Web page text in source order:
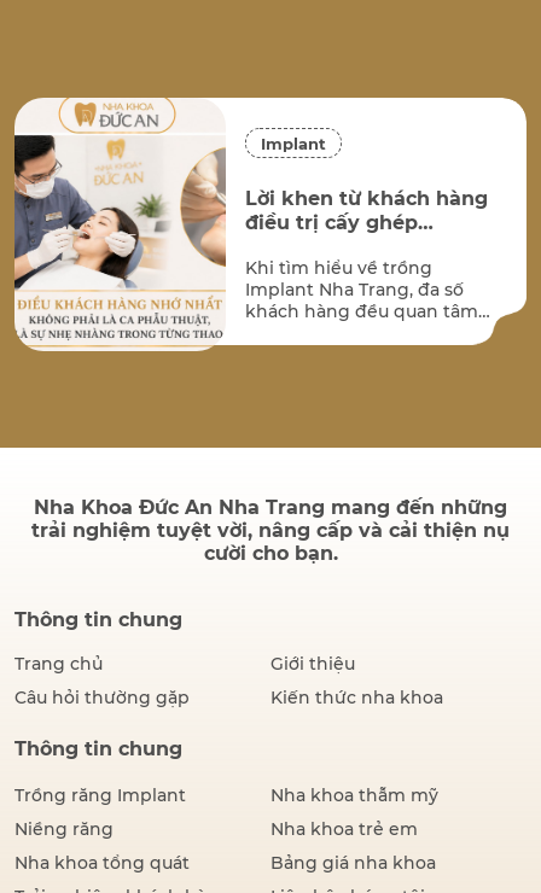
Implant
Lời khen từ khách hàng
điều trị cấy ghép
Đức An Nha Trang
Khi tìm hiểu về trồng
Implant Nha Trang, đa số
khách hàng đều quan tâm
đến hai vấn đề lớn nhất: kết
Nha Khoa Đức An Nha Trang mang đến những
trải nghiệm tuyệt vời, nâng cấp và cải thiện nụ
cười cho bạn.
Thông tin chung
Trang chủ
Giới thiệu
Câu hỏi thường gặp
Kiến thức nha khoa
Thông tin chung
Trồng răng Implant
Nha khoa thẫm mỹ
Niềng răng
Nha khoa trẻ em
Nha khoa tổng quát
Bảng giá nha khoa